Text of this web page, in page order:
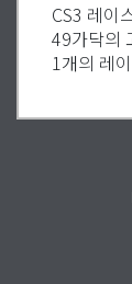
CS3 레이
49가닥의
1개의 레